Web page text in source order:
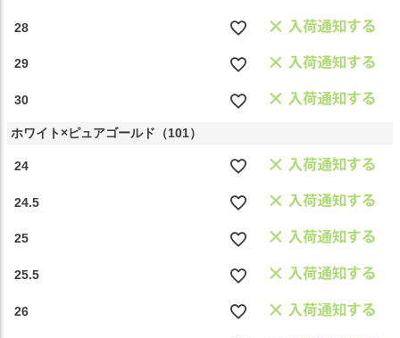
28
29
30
ホワイト×ピュアゴールド（101）
24
24.5
25
25.5
26